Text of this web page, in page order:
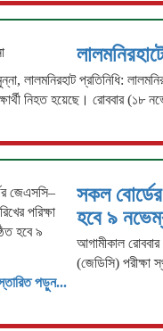
লালমনিরহাট প্রতিনিধি:
নিহত হয়েছে। রোববার (১৮
সকল
হবে ৯
আগামীকাল
(জেডিসি) পরীক্ষা
পড়ুন...